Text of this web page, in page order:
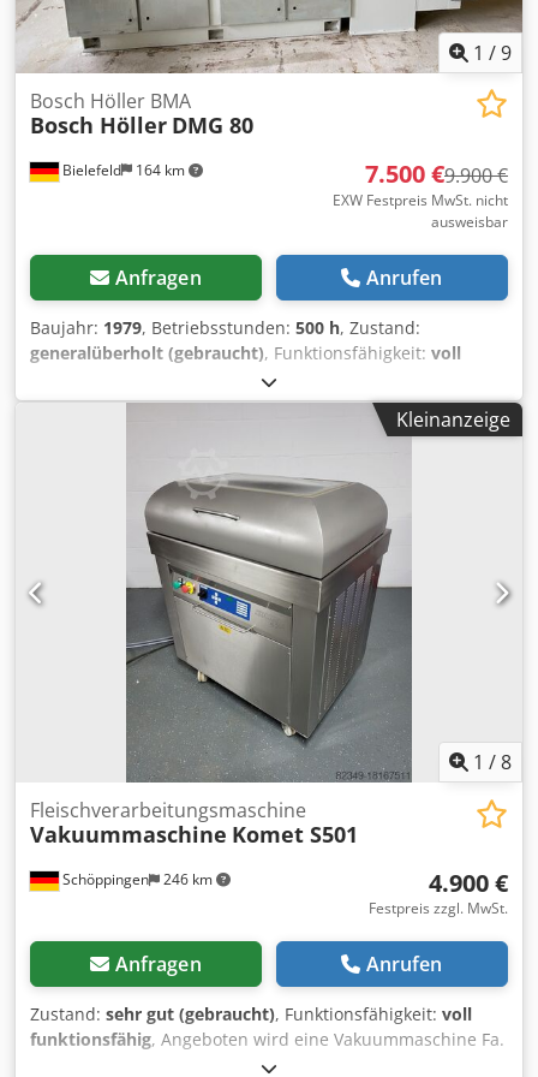
1 /9
Bielefeld 164 km
Bosch Höller BMA
Bosch Höller DMG 80
7.500 €9.900 €
EXW Festpreis MwSt. nicht
ausweisbar
Anfragen Anrufen
Baujahr: 1979, Betriebsstunden: 500 h, Zustand:
generalüberholt (gebraucht), Funktionsfähigkeit: voll
, Maschinen-/Fahrzeugnummer:
Stabile und beständige Höller Bosch BMA
VierkantsiegelmascheineLeistung 10-40 Beutel Cedjizag
Elektronik und Umsetellung auf Servo. Inklusive Schnecken
Kleinanzeige
1 /8
Schöppingen 246 km
Fleischverarbeitungsmaschine
Vakuummaschine Komet S501
4.900 €
Festpreis zzgl. MwSt.
Anfragen Anrufen
Zustand: sehr gut (gebraucht), Funktionsfähigkeit: voll
funktionsfähig, Angeboten wird eine Vakuummaschine Fa.
Komet S-501 mit 65-er Pumpe, Begasung. Die Maschine ist